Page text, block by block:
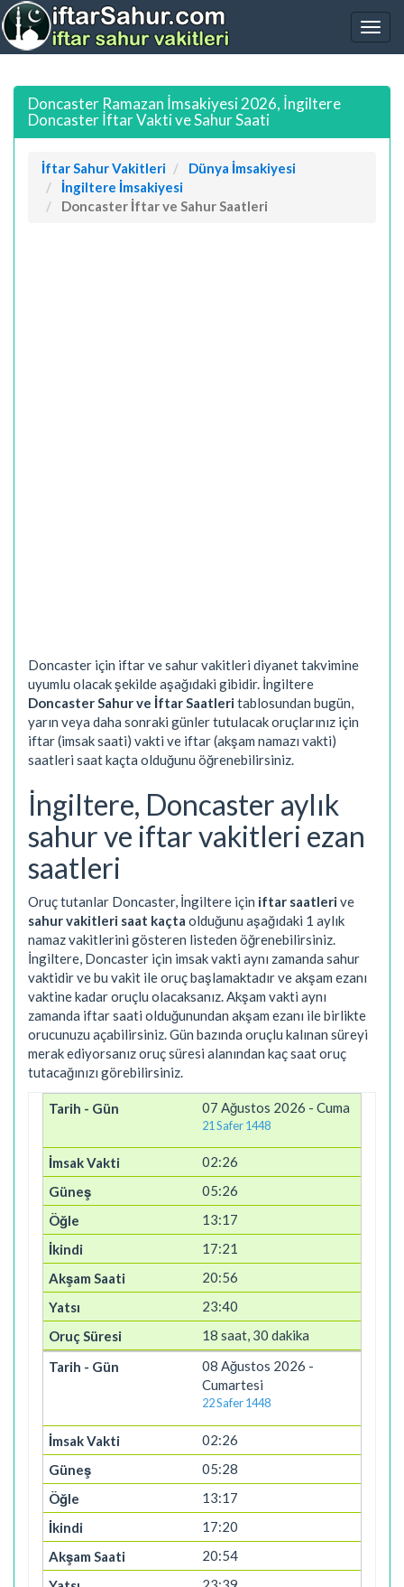
Doncaster Ramazan İmsakiyesi 2026, İngiltere
Doncaster İftar Vakti ve Sahur Saati
İftar Sahur Vakitleri
Dünya İmsakiyesi
İngiltere İmsakiyesi
Doncaster İftar ve Sahur Saatleri
Doncaster için iftar ve sahur vakitleri diyanet takvimine
uyumlu olacak şekilde aşağıdaki gibidir. İngiltere
Doncaster Sahur ve İftar Saatleritablosundan bugün,
yarın veya daha sonraki günler tutulacak oruçlarınız için
iftar (imsak saati) vakti ve iftar (akşam namazı vakti)
saatleri saat kaçta olduğunu öğrenebilirsiniz.
İngiltere, Doncaster aylık
sahur ve iftar vakitleri ezan
saatleri
Oruç tutanlar Doncaster, İngiltere için iftar saatlerive
sahur vakitleri saat kaçta olduğunu aşağıdaki 1 aylık
namaz vakitlerini gösteren listeden öğrenebilirsiniz.
İngiltere, Doncaster için imsak vakti aynı zamanda sahur
vaktidir ve bu vakit ile oruç başlamaktadır ve akşam ezanı
vaktine kadar oruçlu olacaksanız. Akşam vakti aynı
zamanda iftar saati olduğunundan akşam ezanı ile birlikte
orucunuzu açabilirsiniz. Gün bazında oruçlu kalınan süreyi
merak ediyorsanız oruç süresi alanından kaç saat oruç
tutacağınızı görebilirsiniz.
07 Ağustos 2026 - Cuma
21 Safer 1448
02:26
05:26
13:17
17:21
20:56
23:40
18 saat, 30 dakika
08 Ağustos 2026 -
Cumartesi
22 Safer 1448
02:26
05:28
13:17
17:20
20:54